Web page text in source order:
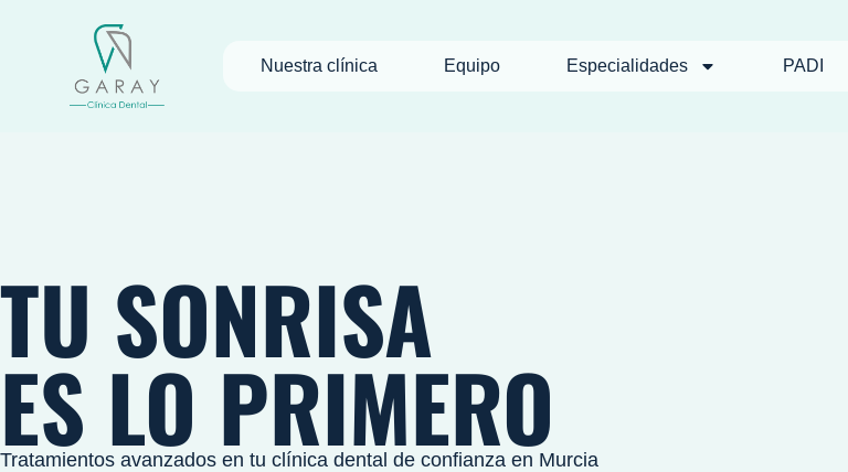
Nuestra clínica Equipo Especialidades PADI
TU SONRISA
ES LO PRIMERO
Tratamientos avanzados en tu clínica dental de confianza en Murcia